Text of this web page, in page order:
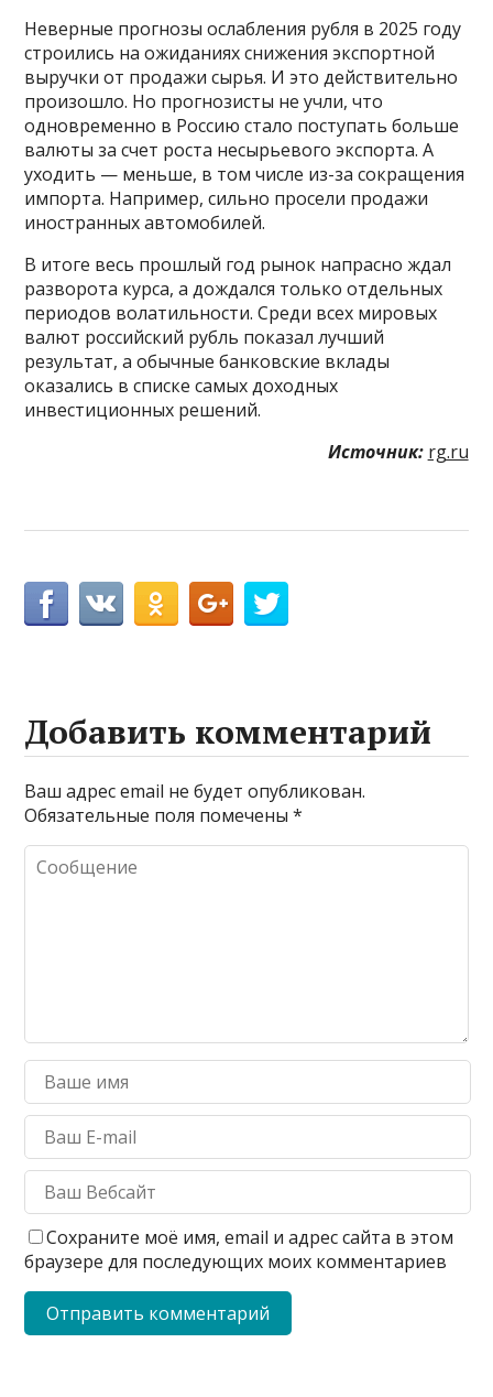
Неверные прогнозы ослабления рубля в 2025 году
строились на ожиданиях снижения экспортной
выручки от продажи сырья. И это действительно
произошло. Но прогнозисты не учли, что
одновременно в Россию стало поступать больше
валюты за счет роста несырьевого экспорта. А
уходить — меньше, в том числе из-за сокращения
импорта. Например, сильно просели продажи
иностранных автомобилей.
В итоге весь прошлый год рынок напрасно ждал
разворота курса, а дождался только отдельных
периодов волатильности. Среди всех мировых
валют российский рубль показал лучший
результат, а обычные банковские вклады
оказались в списке самых доходных
инвестиционных решений.
Источник: rg.ru
Добавить комментарий
Ваш адрес email не будет опубликован.
Обязательные поля помечены*
Сохраните моё имя, email и адрес сайта в этом
браузере для последующих моих комментариев